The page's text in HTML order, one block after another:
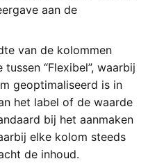
aan de
van de kolommen
“Flexibel”, waarbij
geoptimaliseerd is in
het label of de waarde
bij het aanmaken
elke kolom steeds
de inhoud.